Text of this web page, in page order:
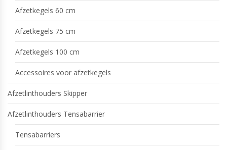
Afzetkegels 60 cm
Afzetkegels 75 cm
Afzetkegels 100 cm
Accessoires voor afzetkegels
Afzetlinthouders Skipper
Afzetlinthouders Tensabarrier
Tensabarriers